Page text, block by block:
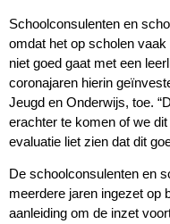
Schoolconsulenten en
omdat het op scholen
niet goed gaat met een
coronajaren hierin
Jeugd en Onderwijs, toe.
erachter te komen of we
evaluatie liet zien dat dit
De schoolconsulenten en
meerdere jaren ingezet op
aanleiding om de inzet